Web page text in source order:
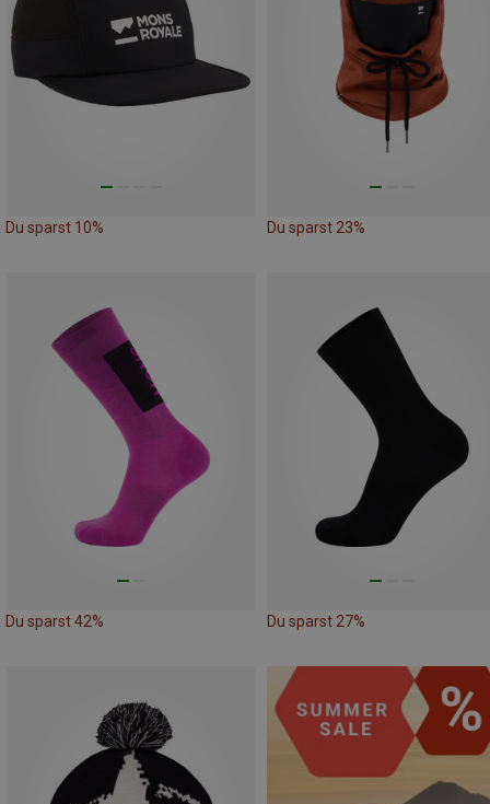
Du sparst 10% Du sparst 23%
Du sparst 42% Du sparst 27%